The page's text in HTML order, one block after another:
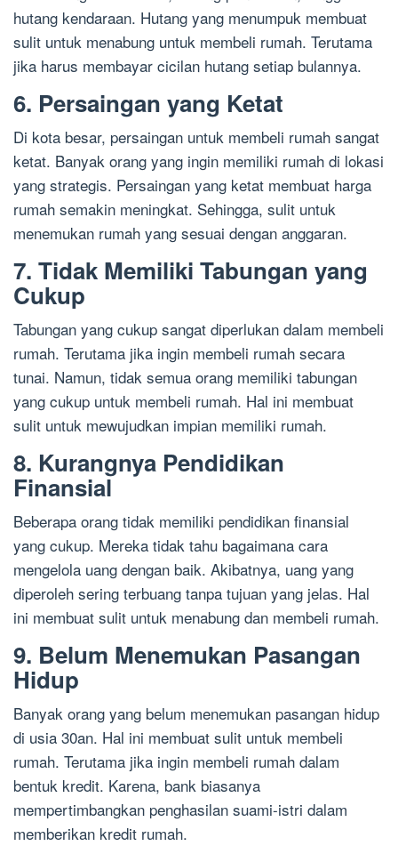
hutang kendaraan. Hutang yang menumpuk membuat
sulit untuk menabung untuk membeli rumah. Terutama
jika harus membayar cicilan hutang setiap bulannya.
6. Persaingan yang Ketat
Di kota besar, persaingan untuk membeli rumah sangat
ketat. Banyak orang yang ingin memiliki rumah di lokasi
yang strategis. Persaingan yang ketat membuat harga
rumah semakin meningkat. Sehingga, sulit untuk
menemukan rumah yang sesuai dengan anggaran.
7. Tidak Memiliki Tabungan yang
Cukup
Tabungan yang cukup sangat diperlukan dalam membeli
rumah. Terutama jika ingin membeli rumah secara
tunai. Namun, tidak semua orang memiliki tabungan
yang cukup untuk membeli rumah. Hal ini membuat
sulit untuk mewujudkan impian memiliki rumah.
8. Kurangnya Pendidikan
Finansial
Beberapa orang tidak memiliki pendidikan finansial
yang cukup. Mereka tidak tahu bagaimana cara
mengelola uang dengan baik. Akibatnya, uang yang
diperoleh sering terbuang tanpa tujuan yang jelas. Hal
ini membuat sulit untuk menabung dan membeli rumah.
9. Belum Menemukan Pasangan
Hidup
Banyak orang yang belum menemukan pasangan hidup
di usia 30an. Hal ini membuat sulit untuk membeli
rumah. Terutama jika ingin membeli rumah dalam
bentuk kredit. Karena, bank biasanya
mempertimbangkan penghasilan suami-istri dalam
memberikan kredit rumah.